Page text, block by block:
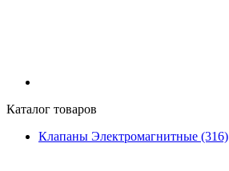
Каталог товаров
Клапаны Электромагнитные (316)